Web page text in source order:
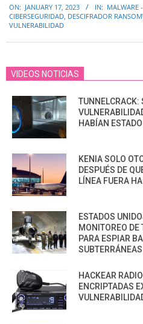
01-
17
ON: JANUARY 17, 2023 IN: MALWARE
CIBERSEGURIDAD, DESCIFRADOR
VULNERABILIDAD
VIDEOS NOTICIAS
TUNNELCRACK:
HABÍAN
KENIA SOLO
DESPUÉS DE
LÍNEA FUERA
ESTADOS
MONITOREO
PARA ESPIAR
SUBTERRÁNEAS
HACKEAR
ENCRIPTADAS